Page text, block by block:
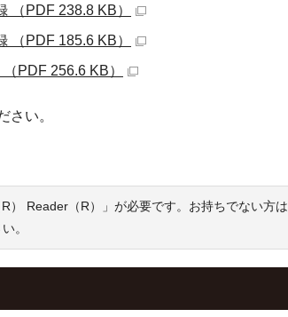
PDF 238.8 KB）
PDF 185.6 KB）
PDF 256.6 KB）
さい。
） Reader（R）」が必要です。お持ちでない方は
。